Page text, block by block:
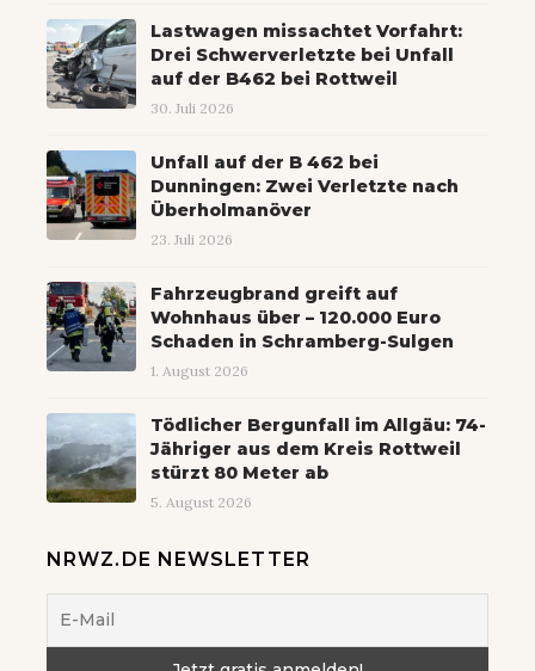
Lastwagen missachtet Vorfahrt:
Drei Schwerverletzte bei Unfall
auf der B462 bei Rottweil
30. Juli 2026
Unfall auf der B 462 bei
Dunningen: Zwei Verletzte nach
Überholmanöver
23. Juli 2026
Fahrzeugbrand greift auf
Wohnhaus über – 120.000 Euro
Schaden in Schramberg-Sulgen
1. August 2026
Tödlicher Bergunfall im Allgäu: 74-
Jähriger aus dem Kreis Rottweil
stürzt 80 Meter ab
5. August 2026
NRWZ.DE NEWSLETTER